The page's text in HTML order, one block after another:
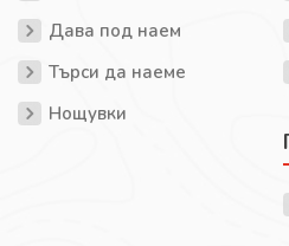
Дава под наем
Търси да наеме
Нощувки